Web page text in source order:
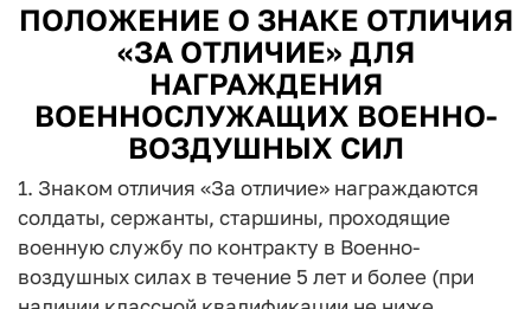
ПОЛОЖЕНИЕ О ЗНАКЕ ОТЛИЧИЯ
«ЗА ОТЛИЧИЕ» ДЛЯ
НАГРАЖДЕНИЯ
ВОЕННОСЛУЖАЩИХ ВОЕННО-
ВОЗДУШНЫХ СИЛ
1. Знаком отличия «За отличие» награждаются
солдаты, сержанты, старшины, проходящие
военную службу по контракту в Военно-
воздушных силах в течение 5 лет и более (при